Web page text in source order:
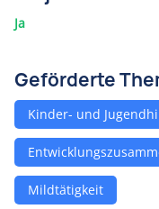
Ja
Geförderte
Kinder- und
Mildtätigkeit